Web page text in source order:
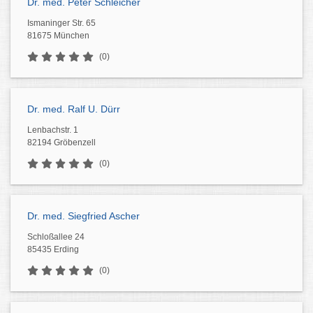
Ismaninger Str. 65
81675 München
(0)
Dr. med. Ralf U. Dürr
Lenbachstr. 1
82194 Gröbenzell
(0)
Dr. med. Siegfried Ascher
Schloßallee 24
85435 Erding
(0)